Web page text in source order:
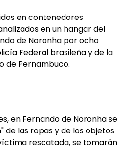
en contenedores
en un hangar del
de Noronha por ocho
Federal brasileña y de la
de Pernambuco.
en Fernando de Noronha se
de las ropas y de los objetos
rescatada, se tomarán